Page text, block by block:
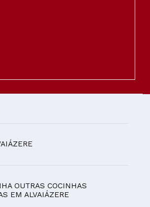
OUTRAS COCINHAS
EM ALVAIÁZERE